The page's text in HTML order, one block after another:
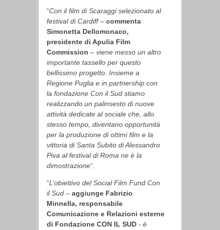
“Con il film di Scaraggi selezionato al
festival di Cardiff – commenta
Simonetta Dellomonaco,
presidente di Apulia Film
Commission – viene messo un altro
importante tassello per questo
bellissimo progetto. Insieme a
Regione Puglia e in partnership con
la fondazione Con il Sud stiamo
realizzando un palinsesto di nuove
attività dedicate al sociale che, allo
stesso tempo, diventano opportunità
per la produzione di ottimi film e la
vittoria di Santa Subito di Alessandro
Piva al festival di Roma ne è la
dimostrazione”.
“L’obiettivo del Social Film Fund Con
il Sud – aggiunge Fabrizio
Minnella, responsabile
Comunicazione e Relazioni esterne
di Fondazione CON IL SUD - è